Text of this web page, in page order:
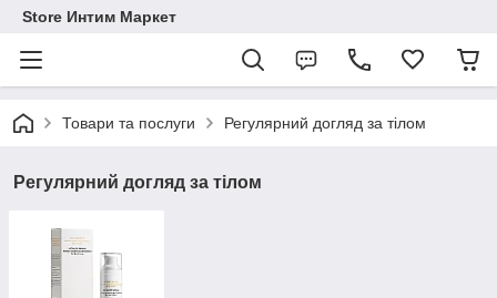
Store Интим Маркет
Товари та послуги Регулярний догляд за тілом
Регулярний догляд за тілом